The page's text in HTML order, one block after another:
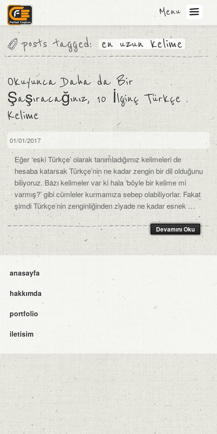
Menu
posts tagged: en uzun kelime
Okuyunca Daha da Bir
Şaşıracağınız, 10 İlginç Türkçe
Kelime
01/01/2017
Eğer ‘eski Türkçe’ olarak tanımladığımız kelimeleri de
hesaba katarsak Türkçe’nin ne kadar zengin bir dil olduğunu
biliyoruz. Bazı kelimeler var ki hala ‘böyle bir kelime mi
varmış?’ gibi cümleler kurmamıza sebep olabiliyorlar. Fakat
şimdi Türkçe’nin zenginliğinden ziyade ne kadar esnek …
Devamını Oku
anasayfa
hakkımda
portfolio
iletisim